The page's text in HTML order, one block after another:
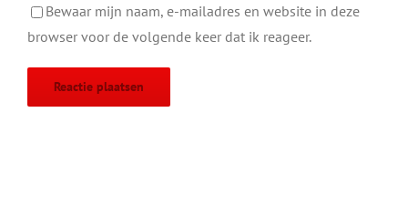
Bewaar mijn naam, e-mailadres en website in deze
browser voor de volgende keer dat ik reageer.